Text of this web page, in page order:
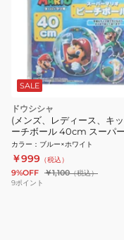
SALE
ドウシシャ
(メンズ、レディース、キ
ーチボール 40cm スーパ
オ MBS-1015A-BLE
カラー ： ブルー×ホワイト
￥999 （税込）
9%OFF ￥1,100（税込）
9ポイント